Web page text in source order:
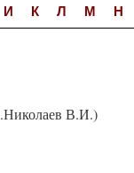
И К Л М Н
В.И.)